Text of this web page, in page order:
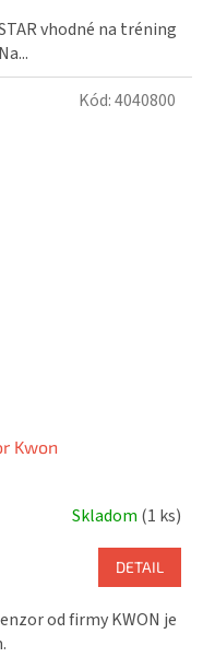
vhodné na tréning
Kwon
Skladom (1 ks)
DETAIL
od firmy KWON je
Kód:4040800